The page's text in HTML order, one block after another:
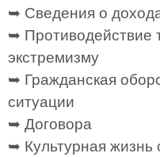
➥ Сведения о
➥ Противодействие
экстремизму
➥ Гражданская
ситуации
➥ Договора
➥ Культурная жизнь